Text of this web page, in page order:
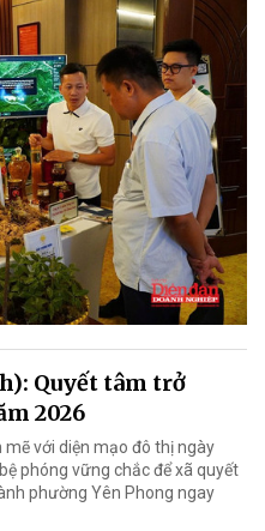
Quyết tâm trở
2026
với diện mạo đô thị ngày
phóng vững chắc để xã quyết
phường Yên Phong ngay